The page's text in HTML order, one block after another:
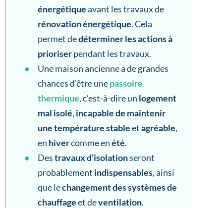
énergétiqueavant les travaux de
rénovation énergétique. Cela
permet dedéterminer les actions à
prioriserpendant les travaux.
Une maison ancienne a de grandes
chances d’être unepassoire
thermique, c’est-à-dire un logement
mal isolé, incapable de maintenir
une température stableetagréable,
en hivercomme enété.
Destravaux d’isolationseront
probablement indispensables, ainsi
que lechangement des systèmes de
chauffageet deventilation.